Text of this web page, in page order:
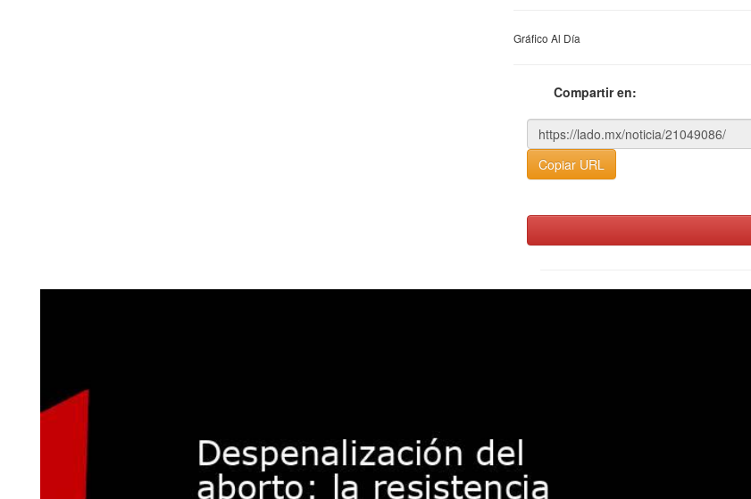
Gráfico Al Día
Compartir en:
Copiar URL